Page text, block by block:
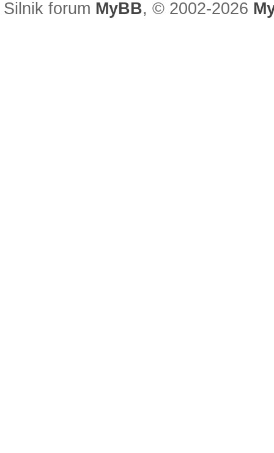
Silnik forum MyBB, © 2002-2026